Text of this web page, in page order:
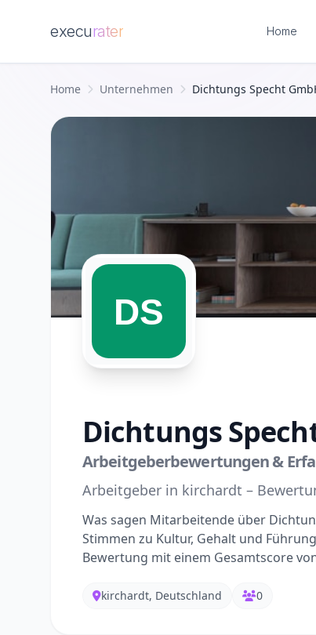
execurater Home
Home Unternehmen Dichtungs Specht
Dichtungs
Arbeitgeberbewertungen &
Arbeitgeber in kirchardt –
Was sagen Mitarbeitende über
Stimmen zu Kultur, Gehalt und
Bewertung mit einem Gesamtscore
kirchardt, Deutschland 0